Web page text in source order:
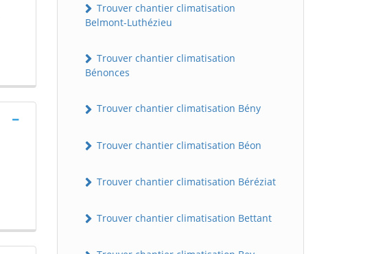
Trouver chantier climatisation
Belmont-Luthézieu
Trouver chantier climatisation
Bénonces
Trouver chantier climatisation Bény
Trouver chantier climatisation Béon
Trouver chantier climatisation Béréziat
Trouver chantier climatisation Bettant